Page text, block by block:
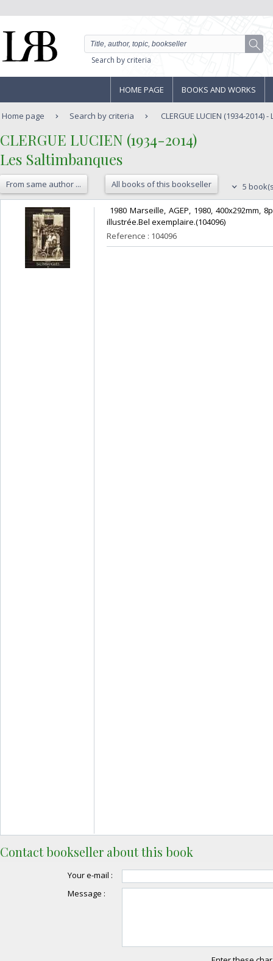
Search by criteria
HOME PAGE BOOKS AND WORKS
Home page Search by criteria CLERGUE LUCIEN (1934-
‎CLERGUE LUCIEN (1934-2014)‎
‎Les Saltimbanques‎
From same author ... All books of this bookseller 5
1980 Marseille, AGEP, 1980,
illustrée.Bel exemplaire.(104096) ‎
Reference : 104096
Contact bookseller about this book
Your e-mail :
Message :